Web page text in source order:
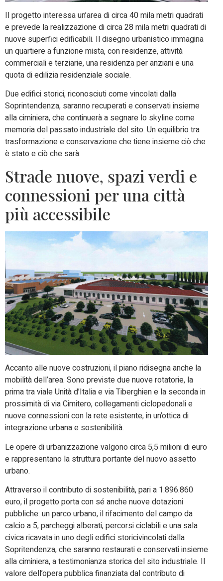
Il progetto interessa un’area di circa 40 mila metri quadrati
e prevede la realizzazione di circa 28 mila metri quadrati di
nuove superfici edificabili. Il disegno urbanistico immagina
un quartiere a funzione mista, con residenze, attività
commerciali e terziarie, una residenza per anziani e una
quota di edilizia residenziale sociale.
Due edifici storici, riconosciuti come vincolati dalla
Soprintendenza, saranno recuperati e conservati insieme
alla ciminiera, che continuerà a segnare lo skyline come
memoria del passato industriale del sito. Un equilibrio tra
trasformazione e conservazione che tiene insieme ciò che
è stato e ciò che sarà.
Strade nuove, spazi verdi e
connessioni per una città
più accessibile
Accanto alle nuove costruzioni, il piano ridisegna anche la
mobilità dell’area. Sono previste due nuove rotatorie, la
prima tra viale Unità d’Italia e via Tiberghien e la seconda in
prossimità di via Cimitero, collegamenti ciclopedonali e
nuove connessioni con la rete esistente, in un’ottica di
integrazione urbana e sostenibilità.
Le opere di urbanizzazione valgono circa 5,5 milioni di euro
e rappresentano la struttura portante del nuovo assetto
urbano.
Attraverso il contributo di sostenibilità, pari a 1.896.860
euro, il progetto porta con sé anche nuove dotazioni
pubbliche: un parco urbano, il rifacimento del campo da
calcio a 5, parcheggi alberati, percorsi ciclabili e una sala
civica ricavata in uno degli edifici storicivincolati dalla
Sopritendenza, che saranno restaurati e conservati insieme
alla ciminiera, a testimonianza storica del sito industriale. Il
valore dell’opera pubblica finanziata dal contributo di